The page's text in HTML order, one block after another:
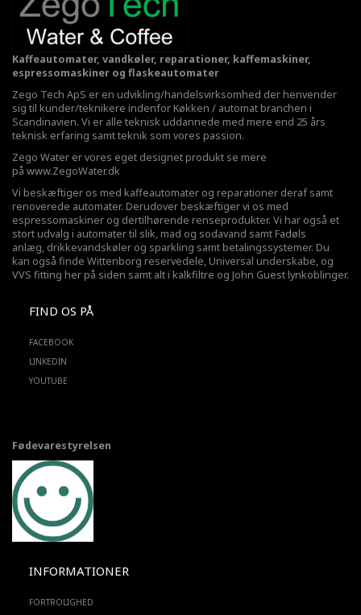
Kaffeautomater, vandkøler, reparationer, kaffemaskiner,
espressomaskiner og flaskeautomater
Zego Tech ApS er en udvikling/handelsvirksomhed der henvender
sig til kunder/teknikere indenfor Køkken / automat branchen i
Scandinavien. Vi er alle teknisk uddannede med mere end 25 års
teknisk erfaring samt teknik som vores passion.
Zego Water er vores eget designet produkt se mere
på www.ZegoWater.dk
Vi beskæftiger os med kaffeautomater og reparationer deraf samt
renoverede automater. Derudover beskæftiger vi os med
espressomaskiner og dertilhørende renseprodukter. Vi har også et
stort udvalg i automater til slik, mad og sodavand samt Fadøls
anlæg, drikkevandskøler og sparkling samt betalingssystemer. Du
kan også finde Wittenborg reservedele, Universal underskabe, og
VVS fitting her på siden samt alt i kalkfiltre og John Guest lynkoblinger.
FIND OS PÅ
FACEBOOK
LINKEDIN
YOUTUBE
Fødevarestyrelsen
INFORMATIONER
FORTROLIGHED